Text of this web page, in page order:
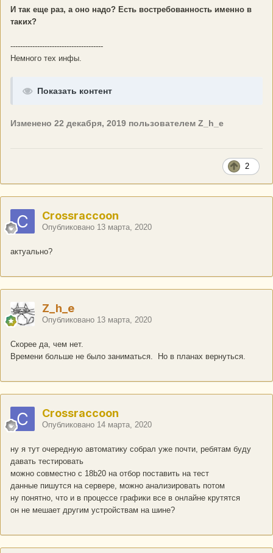
И так еще раз, а оно надо? Есть востребованность именно в
таких?
--------------------------------------
Немного тех инфы.
Показать контент
Изменено 22 декабря, 2019 пользователем Z_h_e
2
Crossraccoon
Опубликовано 13 марта, 2020
актуально?
Z_h_e
Опубликовано 13 марта, 2020
Скорее да, чем нет.
Времени больше не было заниматься. Но в планах вернуться.
Crossraccoon
Опубликовано 14 марта, 2020
ну я тут очередную автоматику собрал уже почти, ребятам буду
давать тестировать
можно совместно с 18b20 на отбор поставить на тест
данные пишутся на сервере, можно анализировать потом
ну понятно, что и в процессе графики все в онлайне крутятся
он не мешает другим устройствам на шине?